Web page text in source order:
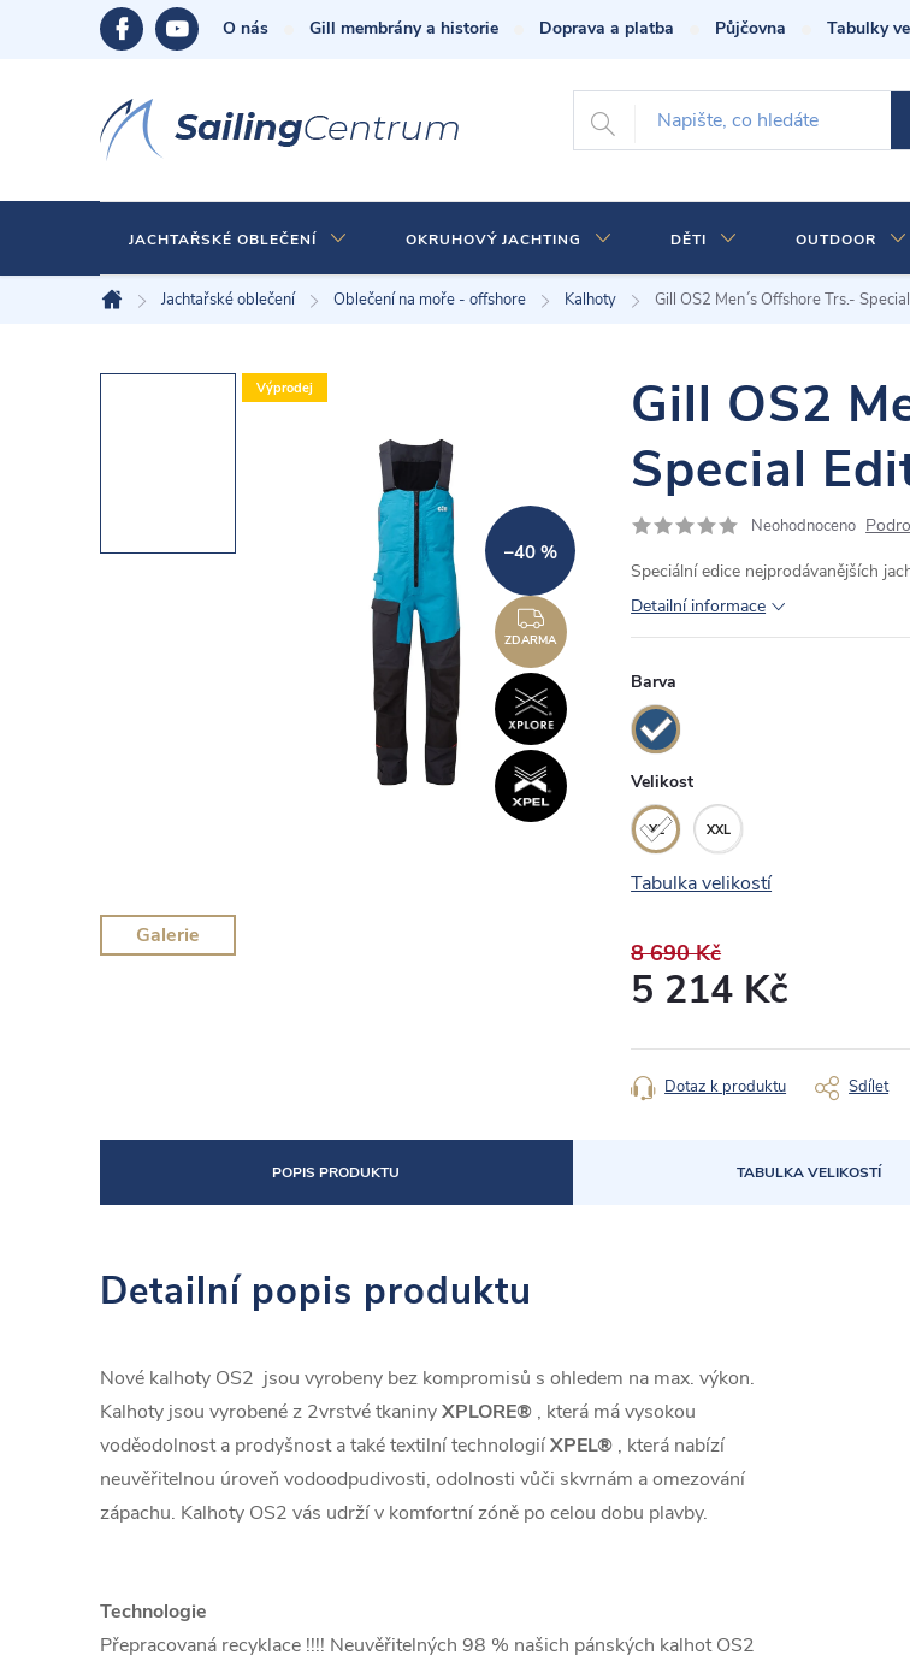
O nás Gill membrány a historie Doprava a platba Půjčovna Tabulky
JACHTAŘSKÉ OBLEČENÍ OKRUHOVÝ JACHTING DĚTI OUTDOOR
Domů
Jachtařské oblečení Oblečení na moře - offshore Kalhoty Gill OS2 Men´s Offshore Trs.-
Výprodej
ZDARMA
ZDARMA
–40 %
Galerie
Gill OS2
Special
Neohodnoceno
Speciální edice nejprodávanějších
Detailní informace
Barva
Velikost
XL XXL
Tabulka velikostí
8 690 Kč
5 214 Kč
cena:
Dotaz k produktu Sdílet
POPIS PRODUKTU TABULKA VELIKOSTÍ
Detailní popis produktu
Nové kalhoty OS2 jsou vyrobeny bez kompromisů s ohledem na max. výkon.
Kalhoty jsou vyrobené z 2vrstvé tkaninyXPLORE® , která má vysokou
voděodolnost a prodyšnost a také textilní technologiíXPEL® , která nabízí
neuvěřitelnou úroveň vodoodpudivosti, odolnosti vůči skvrnám a omezování
zápachu. Kalhoty OS2 vás udrží v komfortní zóně po celou dobu plavby.
Technologie
Přepracovaná recyklace !!!! Neuvěřitelných 98 % našich pánských kalhot OS2